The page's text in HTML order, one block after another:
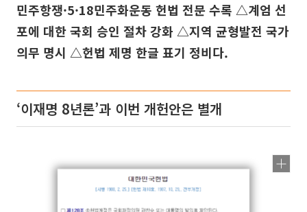
민주항쟁·5·18민주화운동 헌법 전문 수록 △계엄 선
포에 대한 국회 승인 절차 강화 △지역 균형발전 국가
의무 명시 △헌법 제명 한글 표기 정비다.
‘이재명 8년론’과 이번 개헌안은 별개